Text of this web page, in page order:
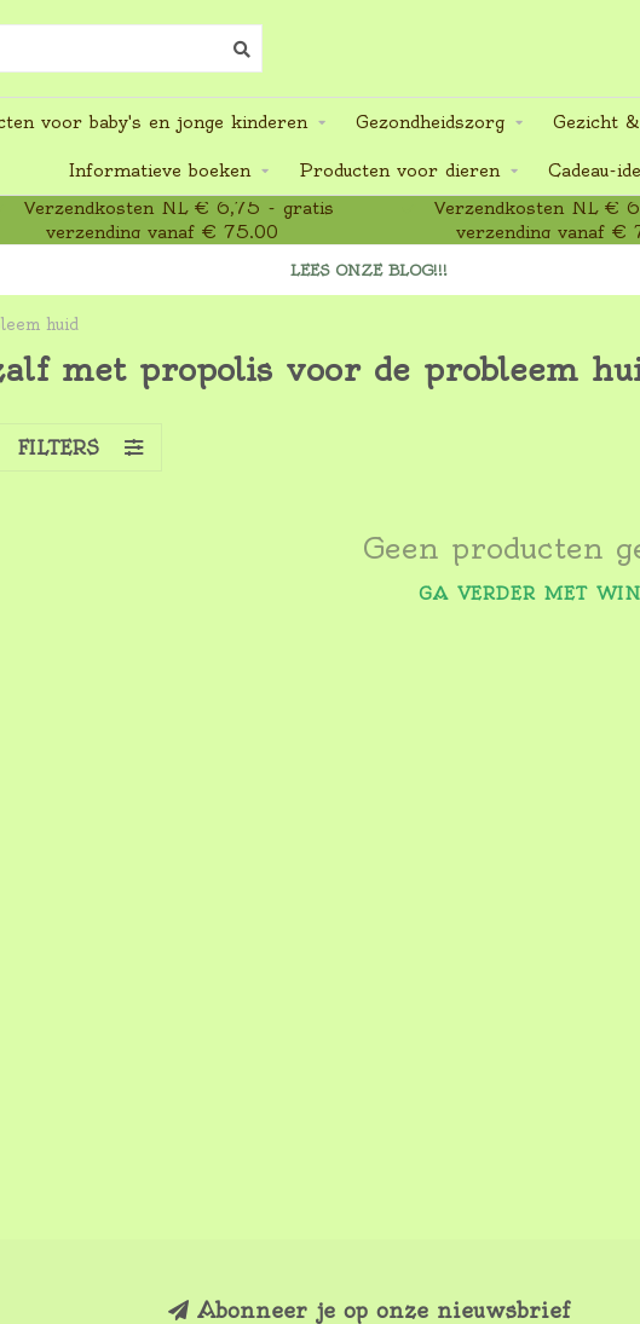
voor baby's en jonge kinderen Gezondheidszorg Gezicht
Informatieve boeken Producten voor dieren
Cadeau-
Verzendkosten NL € 6,75 - gratis
verzending vanaf € 75,00
Verzendkosten NL €
verzending vanaf €
LEES ONZE BLOG!!!
huid
met propolis voor de probleem
FILTERS
Geen producten
GA VERDER MET
Abonneer je op onze nieuwsbrief